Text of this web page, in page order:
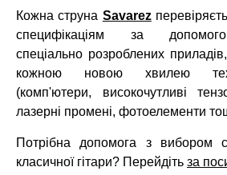
Кожна струна Savarez
специфікаціям за
спеціально розроблених
кожною новою хвилею
(комп'ютери, високочутливі
лазерні промені, фотоелементи
Потрібна допомога з вибором
класичної гітари? Перейдіть за